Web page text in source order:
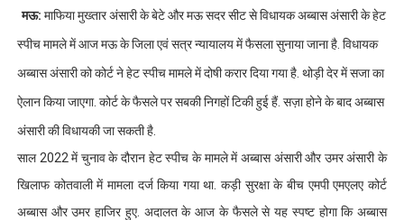
मऊ: माफिया मुख्तार अंसारी के बेटे और मऊ सदर सीट से विधायक अब्बास अंसारी के हेट
स्पीच मामले में आज मऊ के जिला एवं सत्र न्यायालय में फैसला सुनाया जाना है. विधायक
अब्बास अंसारी को कोर्ट ने हेट स्पीच मामले में दोषी करार दिया गया है. थोड़ी देर में सजा का
ऐलान किया जाएगा. कोर्ट के फैसले पर सबकी निगहों टिकी हुई हैं. सज़ा होने के बाद अब्बास
अंसारी की विधायकी जा सकती है.
साल 2022 में चुनाव के दौरान हेट स्पीच के मामले में अब्बास अंसारी और उमर अंसारी के
खिलाफ कोतवाली में मामला दर्ज किया गया था. कड़ी सुरक्षा के बीच एमपी एमएलए कोर्ट
अब्बास और उमर हाजिर हुए. अदालत के आज के फैसले से यह स्पष्ट होगा कि अब्बास